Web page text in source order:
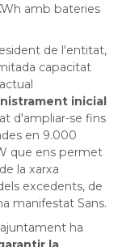
amb bateries
de l'entitat,
capacitat
inicial
d'ampliar-se fins
en 9.000
que ens permet
la xarxa
excedents, de
manifestat Sans.
ha